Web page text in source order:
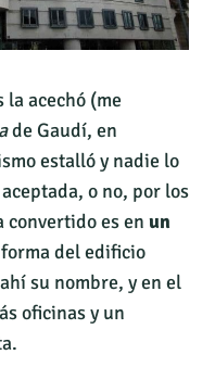
acechó (me
de Gaudí, en
estalló y nadie lo
o no, por los
convertido es en un
del edificio
su nombre, y en el
oficinas y un